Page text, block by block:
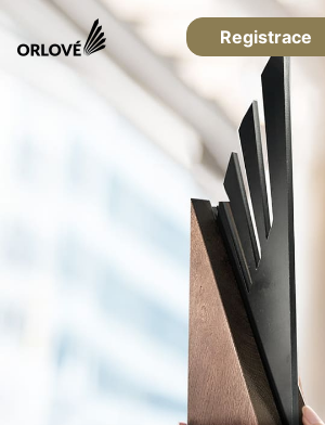
Registrace